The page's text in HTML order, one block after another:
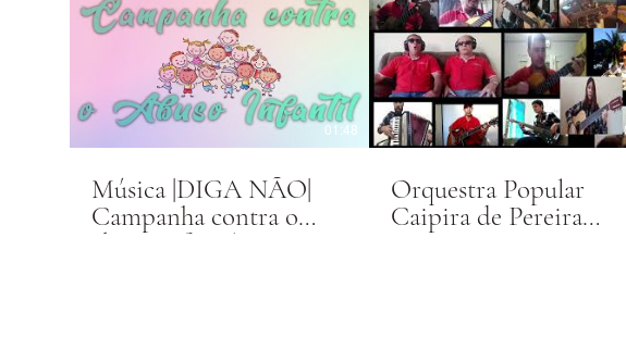
01:48
Música |DIGA NÃO|
Campanha contra o
abuso Infantil
Orquestra Popular
Caipira de Pereira
Barreto